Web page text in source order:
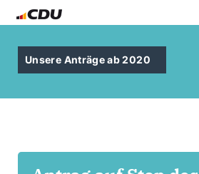
Unsere Anträge ab 2020